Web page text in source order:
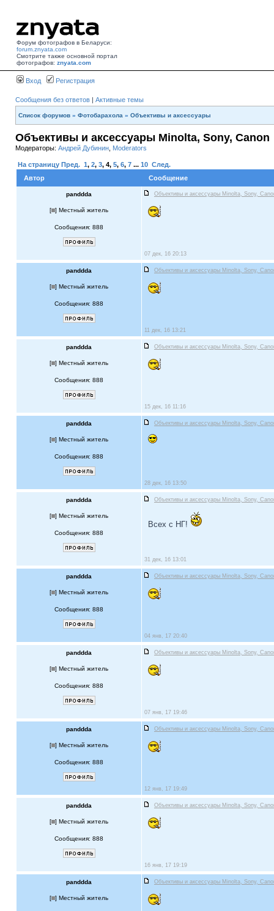
Форум фотографов в Беларуси:
forum.znyata.com
Смотрите также основной портал
фотографов: znyata.com
Вход Регистрация
Сообщения без ответов | Активные темы
Список форумов » Фотобарахола » Объективы и аксессуары
Объективы и аксессуары Minolta, Sony, Canon
Модераторы: Андрей Дубинин Moderators
На страницу Пред. 1, 2, 3, 4, 5, 6, 7 ... 10 След.
Автор
Сообщение
panddda Объективы и аксессуары Minolta, Sony,
[ ] Местный житель
Сообщения: 888
07 дек, 16 20:13
panddda Объективы и аксессуары Minolta, Sony,
[ ] Местный житель
Сообщения: 888
11 дек, 16 13:21
panddda Объективы и аксессуары Minolta, Sony,
[ ] Местный житель
Сообщения: 888
15 дек, 16 11:16
panddda Объективы и аксессуары Minolta, Sony,
[ ] Местный житель
Сообщения: 888
28 дек, 16 13:50
panddda Объективы и аксессуары Minolta, Sony,
[ ] Местный житель
Сообщения: 888
Всех с НГ!
31 дек, 16 13:01
panddda Объективы и аксессуары Minolta, Sony,
[ ] Местный житель
Сообщения: 888
04 янв, 17 20:40
panddda Объективы и аксессуары Minolta, Sony,
[ ] Местный житель
Сообщения: 888
07 янв, 17 19:46
panddda Объективы и аксессуары Minolta, Sony,
[ ] Местный житель
Сообщения: 888
12 янв, 17 19:49
panddda Объективы и аксессуары Minolta, Sony,
[ ] Местный житель
Сообщения: 888
16 янв, 17 19:19
panddda Объективы и аксессуары Minolta, Sony,
[ ] Местный житель